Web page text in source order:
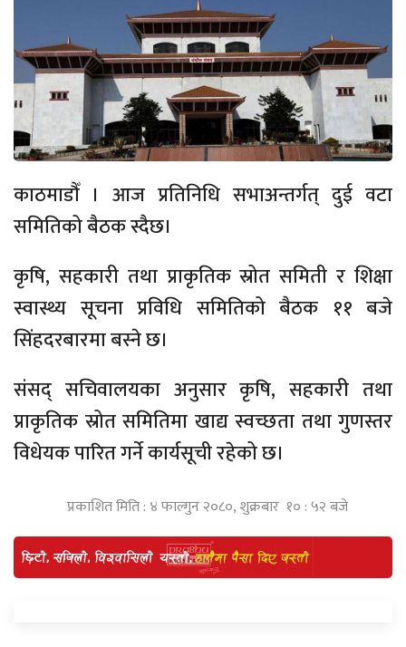
काठमाडौँ । आज प्रतिनिधि सभाअन्तर्गत् दुई वटा
समितिको बैठक स्दैछ।
कृषि, सहकारी तथा प्राकृतिक स्रोत समिती र शिक्षा
स्वास्थ्य सूचना प्रविधि समितिको बैठक ११ बजे
सिंहदरबारमा बस्ने छ।
संसद् सचिवालयका अनुसार कृषि, सहकारी तथा
प्राकृतिक स्रोत समितिमा खाद्य स्वच्छता तथा गुणस्तर
विधेयक पारित गर्ने कार्यसूची रहेको छ।
प्रकाशित मिति : ४ फाल्गुन २०८०, शुक्रबार १० : ५२ बजे